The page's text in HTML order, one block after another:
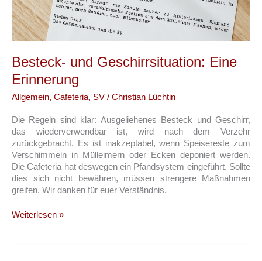
Besteck- und Geschirrsituation: Eine
Erinnerung
Allgemein, Cafeteria, SV / Christian Lüchtin
Die Regeln sind klar: Ausgeliehenes Besteck und Geschirr,
das wiederverwendbar ist, wird nach dem Verzehr
zurückgebracht. Es ist inakzeptabel, wenn Speisereste zum
Verschimmeln in Mülleimern oder Ecken deponiert werden.
Die Cafeteria hat deswegen ein Pfandsystem eingeführt. Sollte
dies sich nicht bewähren, müssen strengere Maßnahmen
greifen. Wir danken für euer Verständnis.
Besteck-
Weiterlesen »